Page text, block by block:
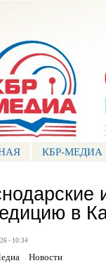
КБР-МЕДИА
в
- 10:34
Новости